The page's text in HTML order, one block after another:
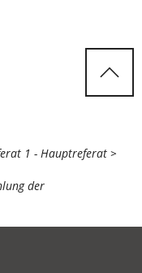
1 - Hauptreferat
der